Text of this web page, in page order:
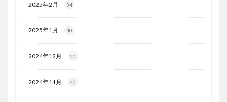
2025年2月 34
2025年1月 40
2024年12月 50
2024年11月 40